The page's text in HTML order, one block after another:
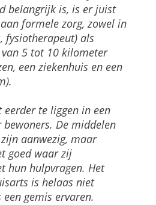
belangrijk is, is er juist
formele zorg, zowel in
fysiotherapeut) als
5 tot 10 kilometer
een ziekenhuis en een
te liggen in een
De middelen
aanwezig, maar
goed waar zij
hun hulpvragen. Het
is helaas niet
gemis ervaren.